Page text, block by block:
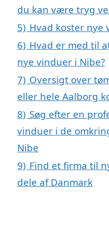
du kan være tryg
5) Hvad koster nye
6) Hvad er med til
nye vinduer i Nibe?
7) Oversigt over
eller hele Aalborg
8) Søg efter en
vinduer i de
Nibe
9) Find et firma til
dele af Danmark